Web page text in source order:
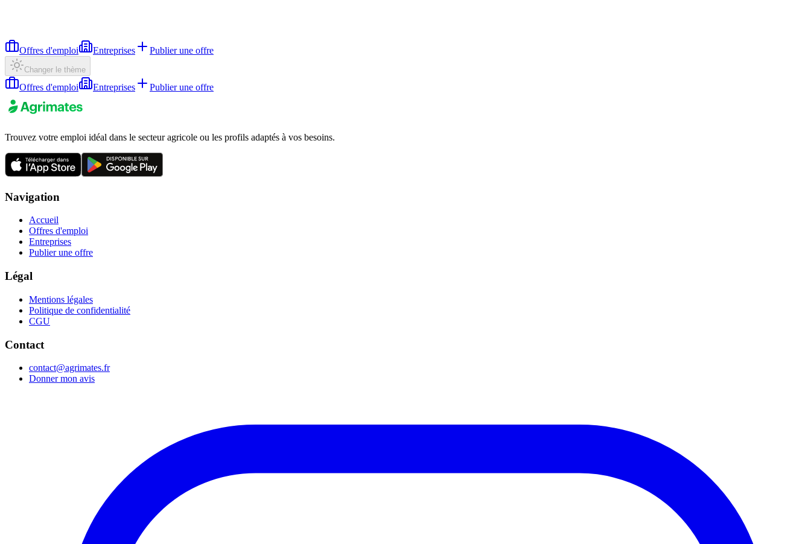
Offres d'emploi Entreprises Publier une offre
Changer le thème
Offres d'emploi Entreprises Publier une offre
Trouvez votre emploi idéal dans le secteur agricole ou les profils adaptés à vos besoins.
Navigation
Accueil
Offres d'emploi
Entreprises
Publier une offre
Légal
Mentions légales
Politique de confidentialité
CGU
Contact
contact@agrimates.fr
Donner mon avis